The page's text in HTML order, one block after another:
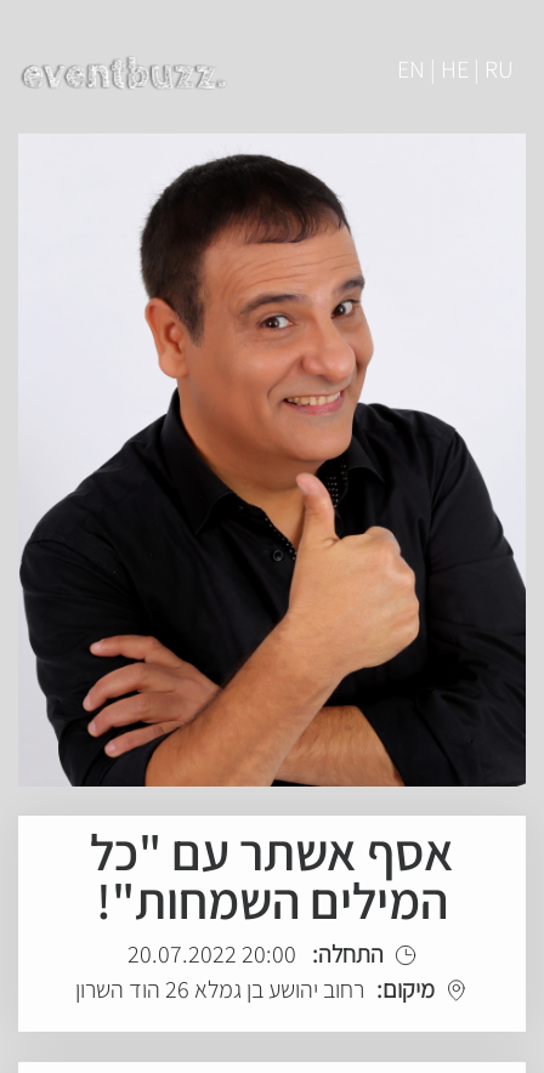
EN | HE | RU
אסף אשתר עם "כל
המילים השמחות"!
התחלה: 20:00 20.07.2022
מיקום: רחוב יהושע בן גמלא 26 הוד השרון